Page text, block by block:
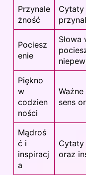
Przynale
żność
Cytaty
Pociesz
enie
Piękno
w
codzien
ności
sens
Mądroś
ć i
inspiracj
a
Cytaty
oraz